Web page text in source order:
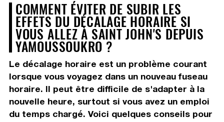
COMMENT ÉVITER DE SUBIR LES
EFFETS DU DÉCALAGE HORAIRE SI
VOUS ALLEZ À SAINT JOHN'S DEPUIS
YAMOUSSOUKRO ?
Le décalage horaire est un problème courant
lorsque vous voyagez dans un nouveau fuseau
horaire. Il peut être difficile de s'adapter à la
nouvelle heure, surtout si vous avez un emploi
du temps chargé. Voici quelques conseils pour